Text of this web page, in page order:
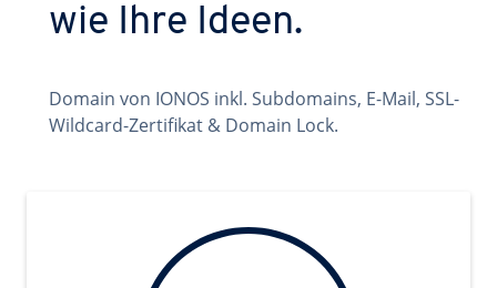
wie Ihre Ideen.
Domain von IONOS inkl. Subdomains, E-Mail, SSL-
Wildcard-Zertifikat & Domain Lock.